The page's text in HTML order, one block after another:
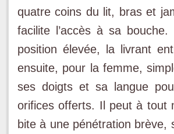
quatre coins du lit, bras et
facilite l’accès à sa
position élevée, la livrant
ensuite, pour la femme,
ses doigts et sa langue
orifices offerts. Il peut à tout
bite à une pénétration brève,